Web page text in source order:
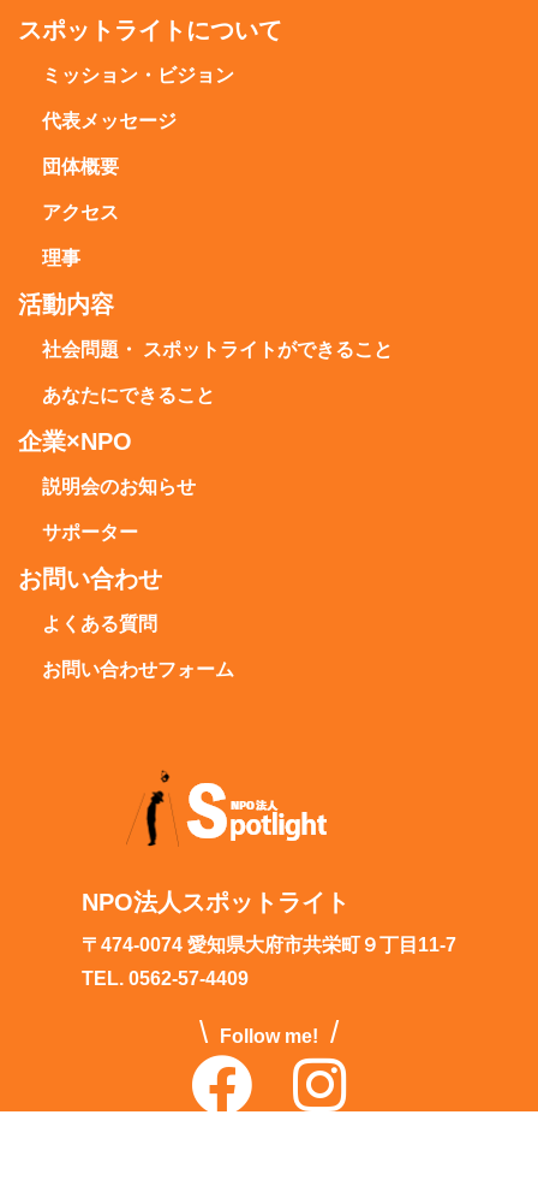
スポットライトについて
ミッション・ビジョン
代表メッセージ
団体概要
アクセス
理事
活動内容
社会問題・ スポットライトができること
あなたにできること
企業×NPO
説明会のお知らせ
サポーター
お問い合わせ
よくある質問
お問い合わせフォーム
NPO法人スポットライト
〒474-0074 愛知県大府市共栄町９丁目11-7
TEL. 0562-57-4409
\ Follow me! /